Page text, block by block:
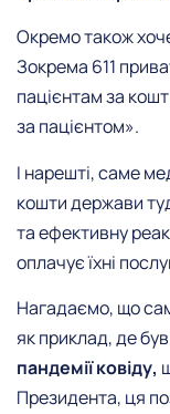
Окремо також
Зокрема 611
пацієнтам за
за пацієнтом».
І нарешті, саме
кошти держави
та ефективну
оплачує їхні
Нагадаємо, що
як приклад, де
пандемії ковіду,
Президента, ця